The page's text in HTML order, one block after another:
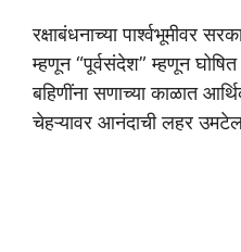
रक्षाबंधनाच्या पार्श्वभूमीवर
म्हणून “पूर्वसंदेश” म्हणून
बहिणींना सणाच्या काळात
चेहऱ्यावर आनंदाची लहर